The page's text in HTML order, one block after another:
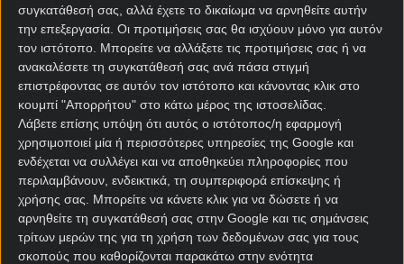
συγκατάθεσή σας, αλλά έχετε το δικαίωμα να αρνηθείτε αυτήν
την επεξεργασία. Οι προτιμήσεις σας θα ισχύουν μόνο για αυτόν
τον ιστότοπο. Μπορείτε να αλλάξετε τις προτιμήσεις σας ή να
ανακαλέσετε τη συγκατάθεσή σας ανά πάσα στιγμή
επιστρέφοντας σε αυτόν τον ιστότοπο και κάνοντας κλικ στο
κουμπί "Απορρήτου" στο κάτω μέρος της ιστοσελίδας.
Λάβετε επίσης υπόψη ότι αυτός ο ιστότοπος/η εφαρμογή
χρησιμοποιεί μία ή περισσότερες υπηρεσίες της Google και
ενδέχεται να συλλέγει και να αποθηκεύει πληροφορίες που
περιλαμβάνουν, ενδεικτικά, τη συμπεριφορά επίσκεψης ή
χρήσης σας. Μπορείτε να κάνετε κλικ για να δώσετε ή να
αρνηθείτε τη συγκατάθεσή σας στην Google και τις σημάνσεις
τρίτων μερών της για τη χρήση των δεδομένων σας για τους
σκοπούς που καθορίζονται παρακάτω στην ενότητα
του. Κατηγορεί την PIF, στην ουσία ολόκληρο το
αραβικό κράτος, πως άφησε την Αλ-Νασρ στην τύχη
της, χωρίς επενδύσεις, χωρίς μεταγραφές, χωρίς
άλλα λαμπερά αποκτήματα.
Κι εδώ, η αλήθεια είναι κάπου στην μέση.
Το επενδυτικό fund της PIF (Public Investment Fund)
είναι ουσιαστικά το πορτοφόλι του Σαουδαραβικού
κράτους. Έχει στην κατοχή του, το πλειοψηφικό
πακέτο μετοχών από τις 4 κορυφαίες ομάδες της
χώρας (Αλ-Νασρ, Αλ-Ιτιχάντ, Αλ-Χιλάλ, Αλ-Άχλι) και
φροντίζει να μοιράζει σχεδόν ισομερώς τα κουκιά.